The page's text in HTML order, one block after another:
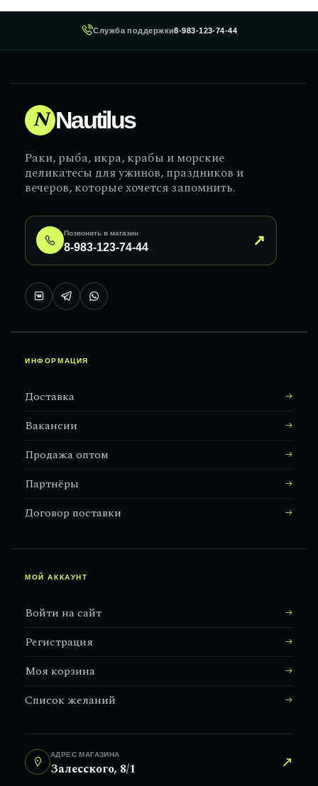
Служба поддержки8-983-123-74-44
N Nautilus
Раки, рыба, икра, крабы и морские
деликатесы для ужинов, праздников и
вечеров, которые хочется запомнить.
Позвонить в магазин
8-983-123-74-44 ↗
ИНФОРМАЦИЯ
Доставка
Вакансии
Продажа оптом
Партнёры
Договор поставки
МОЙ АККАУНТ
Войти на сайт
Регистрация
Моя корзина
Список желаний
АДРЕС МАГАЗИНА
Залесского, 8/1 ↗